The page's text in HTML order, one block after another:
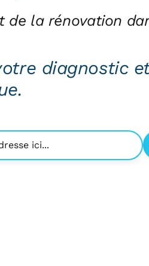
de la rénovation
diagnostic